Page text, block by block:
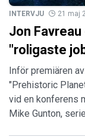
INTERVJU 21 maj
Jon
"roligaste
Inför premiären
"Prehistoric
vid en konferens
Mike Gunton,